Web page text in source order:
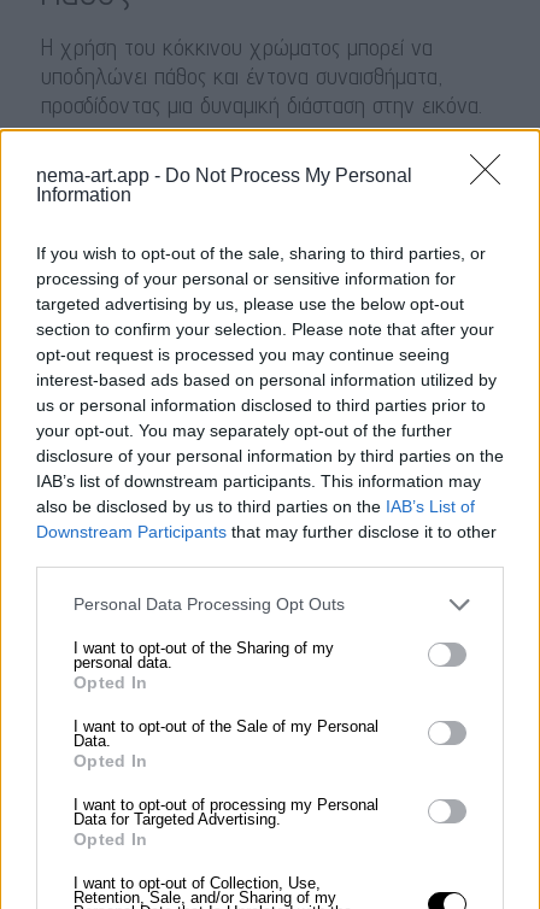
nema-art.app - Do Not Process My Personal
Information
If you wish to opt-out of the sale, sharing to third parties, or
processing of your personal or sensitive information for
targeted advertising by us, please use the below opt-out
section to confirm your selection. Please note that after your
opt-out request is processed you may continue seeing
interest-based ads based on personal information utilized by
us or personal information disclosed to third parties prior to
your opt-out. You may separately opt-out of the further
disclosure of your personal information by third parties on the
IAB’s list of downstream participants. This information may
also be disclosed by us to third parties on the IAB’s List of
Downstream Participants that may further disclose it to other
Personal Data Processing Opt Outs
I want to opt-out of the Sharing of my
personal data.
Opted In
I want to opt-out of the Sale of my Personal
Data.
Opted In
I want to opt-out of processing my Personal
Data for Targeted Advertising.
Opted In
I want to opt-out of Collection, Use,
Retention, Sale, and/or Sharing of my
Η χρήση του κόκκινου χρώματος μπορεί να
υποδηλώνει πάθος και έντονα συναισθήματα,
προσδίδοντας μια δυναμική διάσταση στην εικόνα.
συναίσθημα
Απομόνωση
Η σύνθεση και οι κενές περιοχές μπορεί να
δημιουργούν μια αίσθηση απομόνωσης, καθώς οι
μορφές φαίνονται να είναι αποκομμένες από το
περιβάλλον τους.
συναίσθημα
Μυστήριο
Η αφηρημένη φύση της εικόνας και οι ασαφείς
ερμηνεία της.
σχέση
Portrait of G.X.
Mavroidis, Yorgos (1913-2003) 1960
Metropolitan Organisation of
Thessaloniki – MOMus